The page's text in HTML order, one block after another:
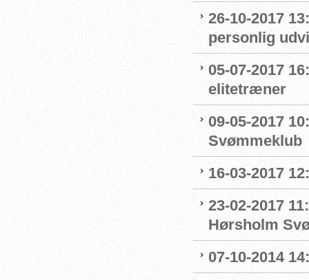
26-10-2017
personlig
05-07-2017
elitetræner
09-05-2017
Svømmeklub
16-03-2017
23-02-2017
Hørsholm
07-10-2014